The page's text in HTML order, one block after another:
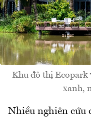
Khu đô thị Ecopark
xanh,
Nhiều nghiên cứu